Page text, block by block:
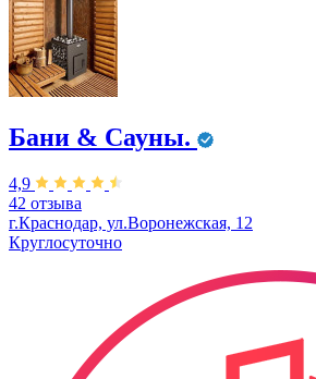
Бани & Сауны.
4,9
42 отзыва
г.Краснодар, ул.Воронежская, 12
Круглосуточно